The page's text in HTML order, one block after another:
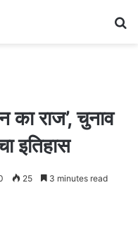
का राज’, चुनाव
इतिहास
25 3 minutes read